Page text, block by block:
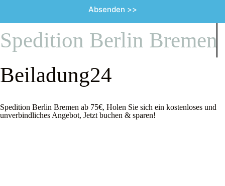
Absenden >>
Spedition Berlin Bremen
Beiladung24
Spedition Berlin Bremen ab 75€, Holen Sie sich ein kostenloses und
unverbindliches Angebot, Jetzt buchen & sparen!